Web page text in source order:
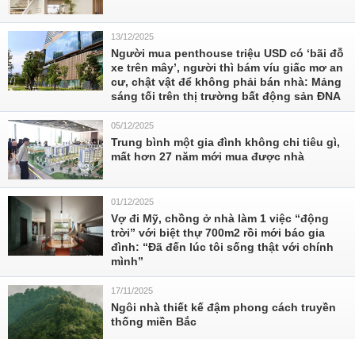
13/12/2025
Người mua penthouse triệu USD có ‘bãi đỗ
xe trên mây’, người thì bám víu giấc mơ an
cư, chật vật để không phải bán nhà: Mảng
sáng tối trên thị trường bất động sản ĐNA
05/12/2025
Trung bình một gia đình không chi tiêu gì,
mất hơn 27 năm mới mua được nhà
01/12/2025
Vợ đi Mỹ, chồng ở nhà làm 1 việc “động
trời” với biệt thự 700m2 rồi mới báo gia
đình: “Đã đến lúc tôi sống thật với chính
mình”
17/11/2025
Ngôi nhà thiết kế đậm phong cách truyền
thống miền Bắc